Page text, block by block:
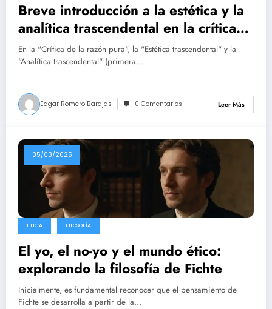
Breve introducción a la estética y la
analítica trascendental en la crítica
de la razón pura de Immanuel Kant
En la "Crítica de la razón pura", la "Estética trascendental" y la
"Analítica trascendental" (primera…
Edgar Romero Barajas 0 Comentarios Leer Más
05/03/2025
ETICA FILOSOFÍA
El yo, el no-yo y el mundo ético:
explorando la filosofía de Fichte
Inicialmente, es fundamental reconocer que el pensamiento de
Fichte se desarrolla a partir de la…